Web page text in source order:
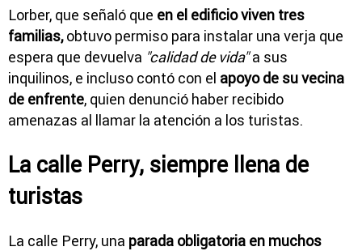
Lorber, que señaló que en el edificio viven tres
familias,obtuvo permiso para instalar una verja que
espera que devuelva "calidad de vida"a sus
inquilinos, e incluso contó con el apoyo de su vecina
de enfrente, quien denunció haber recibido
amenazas al llamar la atención a los turistas.
La calle Perry, siempre llena de
turistas
La calle Perry, una parada obligatoria en muchos